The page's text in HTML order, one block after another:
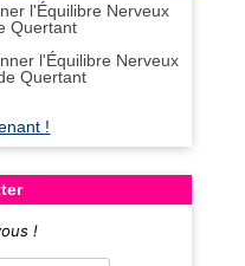
l'Équilibre Nerveux
Quertant
!
!